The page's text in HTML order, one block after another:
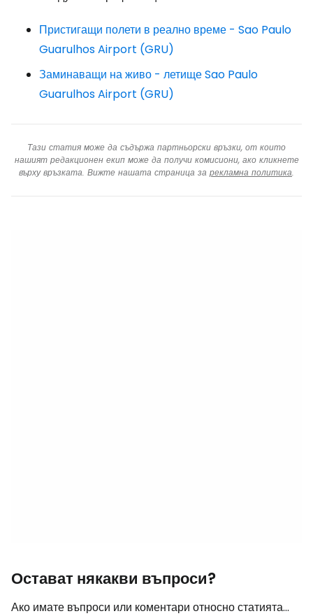
Пристигащи полети в реално време - Sao Paulo
Guarulhos Airport (GRU)
Заминаващи на живо - летище Sao Paulo
Guarulhos Airport (GRU)
Тази статия може да съдържа партньорски връзки, от които
нашият редакционен екип може да получи комисиони, ако кликнете
върху връзката. Вижте нашата страница за рекламна политика.
Остават някакви въпроси?
Ако имате въпроси или коментари относно статията...